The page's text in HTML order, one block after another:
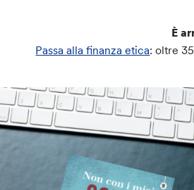
È
Passa alla finanza etica: oltre